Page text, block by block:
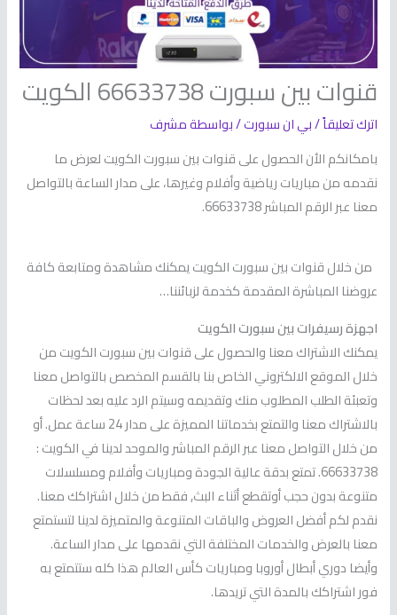
قنوات بين سبورت 66633738 الكويت
اترك تعليقاً/بي ان سبورت/ بواسطةمشرف
بامكانكم الأن الحصول على قنوات بين سبورت الكويت لعرض ما
نقدمه من مباريات رياضية وأفلام وغيرها، على مدار الساعة بالتواصل
معنا عبر الرقم المباشر 66633738.
من خلال قنوات بين سبورت الكويت يمكنك مشاهدة ومتابعة كافة
عروضنا المباشرة المقدمة كخدمة لزبائننا…
اجهزة رسيفرات بين سبورت الكويت
يمكنك الاشتراك معنا والحصول على قنوات بين سبورت الكويت من
خلال الموقع الالكتروني الخاص بنا بالقسم المخصص بالتواصل معنا
وتعبئة الطلب المطلوب منك وتقديمه وسيتم الرد عليه بعد لحظات
بالاشتراك معنا والتمتع بخدماتنا المميزة على مدار 24 ساعة عمل. أو
من خلال التواصل معنا عبر الرقم المباشر والموحد لدينا في الكويت :
66633738. تمتع بدقة عالية الجودة ومباريات وأفلام ومسلسلات
متنوعة بدون حجب أوتقطع أثناء البث, فقط من خلال اشتراكك معنا.
نقدم لكم أفضل العروض والباقات المتنوعة والمتميزة لدينا لتستمتع
معنا بالعرض والخدمات المختلفة التي نقدمها على مدار الساعة.
وأيضا دوري أبطال أوروبا ومباريات كأس العالم هذا كله ستتمتع به
فور اشتراكك بالمدة التي تريدها.